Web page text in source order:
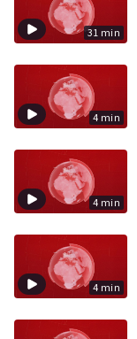
31 min
4 min
4 min
4 min